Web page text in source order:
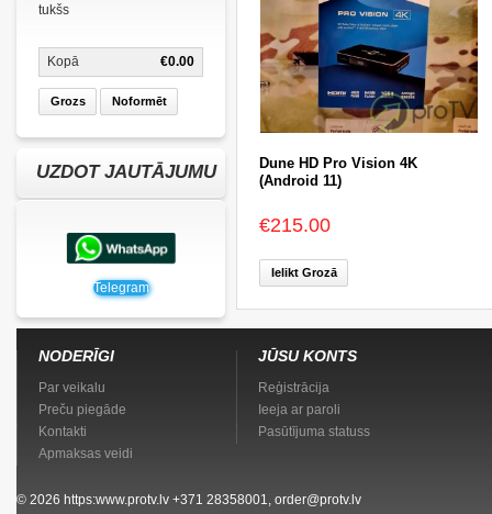
tukšs
€0.00
Kopā
Grozs Noformēt
UZDOT JAUTĀJUMU
Telegram
Dune HD Pro Vision 4K
(Android 11)
€215.00
Ielikt Grozā
NODERĪGI
Par veikalu
Preču piegāde
Kontakti
Apmaksas veidi
JŪSU KONTS
Reģistrācija
Ieeja ar paroli
Pasūtījuma statuss
© 2026 https:www.protv.lv +371 28358001, order@protv.lv